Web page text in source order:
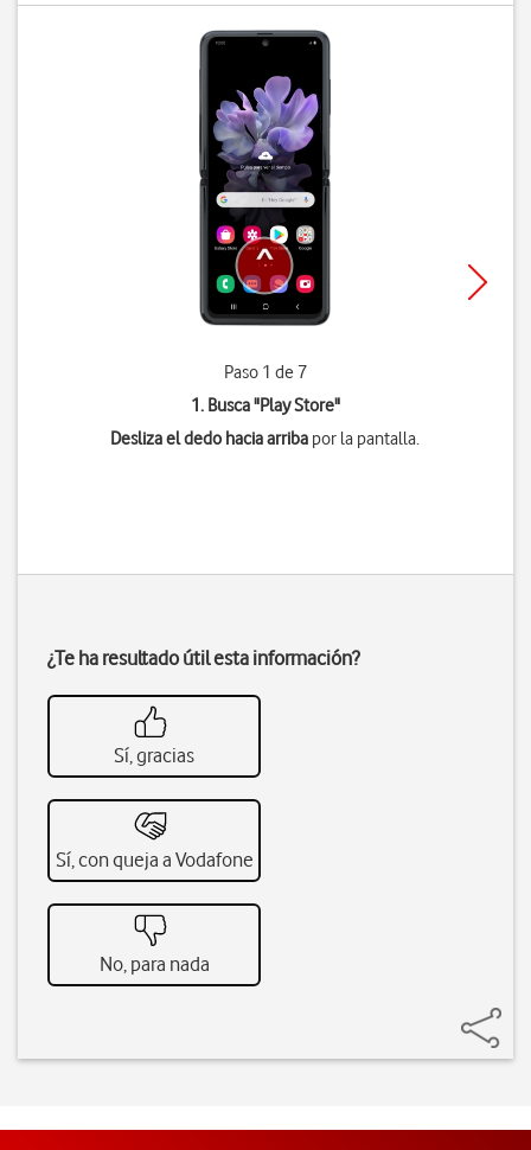
Paso 1 de 7
1. Busca "Play Store"
Desliza el dedo hacia arriba por la pantalla.
¿Te ha resultado útil esta información?
Sí, gracias
Sí, con queja a Vodafone
No, para nada